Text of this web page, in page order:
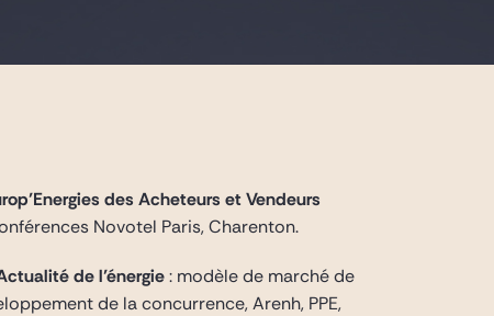
des Acheteurs et Vendeurs
Novotel Paris, Charenton.
de l’énergie: modèle de marché de
de la concurrence, Arenh, PPE,